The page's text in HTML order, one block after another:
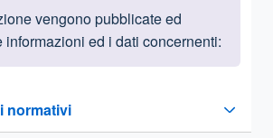
introduttive
vengono pubblicate ed
informazioni ed i dati concernenti:
normativi